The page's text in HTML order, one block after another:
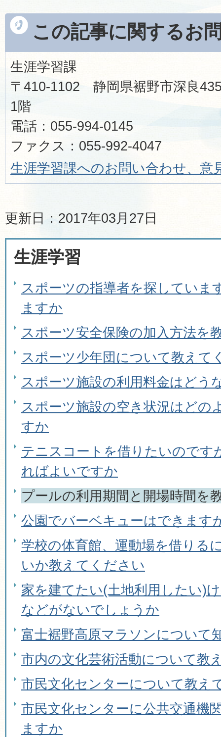
この記事に関するお
生涯学習課
〒410-1102 静岡県裾野市深良
1階
電話：055-994-0145
ファクス：055-992-4047
生涯学習課へのお問い合わせ、意
更新日：2017年03月27日
生涯学習
スポーツの指導者を探していま
ますか
スポーツ安全保険の加入方法を
スポーツ少年団について教えて
スポーツ施設の利用料金はどう
スポーツ施設の空き状況はどの
すか
テニスコートを借りたいのです
ればよいですか
プールの利用期間と開場時間を
公園でバーベキューはできます
学校の体育館、運動場を借りる
いか教えてください
家を建てたい(土地利用したい)
などがないでしょうか
富士裾野高原マラソンについて
市内の文化芸術活動について教
市民文化センターについて教え
市民文化センターに公共交通機
ますか